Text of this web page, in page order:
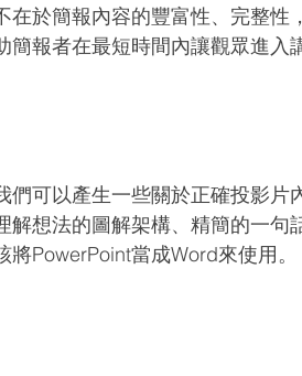
在於簡報內容的豐富性、完整性
報者在最短時間內讓觀眾進入
們可以產生一些關於正確投影片
解想法的圖解架構、精簡的一句
PowerPoint當成Word來使用。